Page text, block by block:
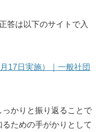
答は以下のサイトで入
17日実施）｜一般社団
かりと振り返ることで
るための手がかりとして